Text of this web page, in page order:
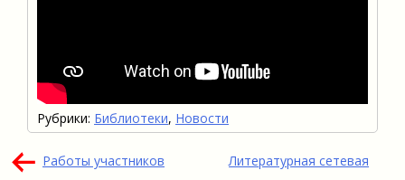
Рубрики: Библиотеки, Новости
Навигация
Работы участников
Литературная сетевая